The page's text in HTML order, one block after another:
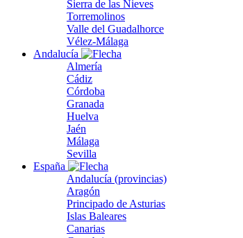
Sierra de las Nieves
Torremolinos
Valle del Guadalhorce
Vélez-Málaga
Andalucía
Almería
Cádiz
Córdoba
Granada
Huelva
Jaén
Málaga
Sevilla
España
Andalucía (provincias)
Aragón
Principado de Asturias
Islas Baleares
Canarias